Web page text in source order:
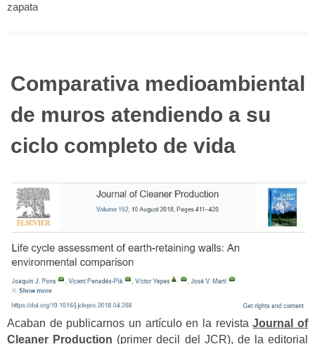
zapata
Comparativa medioambiental
de muros atendiendo a su
ciclo completo de vida
Acaban de publicarnos un artículo en la revistaJournal of
Cleaner Production (primer decil del JCR), de la editorial